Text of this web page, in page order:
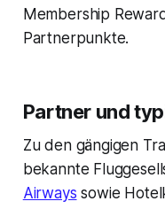
Membership
Partnerpunkte.
Partner und
Zu den gängigen
bekannte
Airways sowie